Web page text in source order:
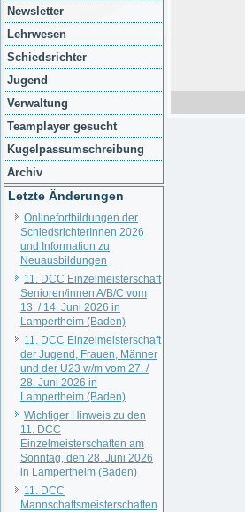
Newsletter
Lehrwesen
Schiedsrichter
Jugend
Verwaltung
Teamplayer gesucht
Kugelpassumschreibung
Archiv
Letzte Änderungen
Onlinefortbildungen der
SchiedsrichterInnen 2026
und Information zu
Neuausbildungen
11. DCC Einzelmeisterschaft
Senioren/innen A/B/C vom
13. / 14. Juni 2026 in
Lampertheim (Baden)
11. DCC Einzelmeisterschaft
der Jugend, Frauen, Männer
und der U23 w/m vom 27. /
28. Juni 2026 in
Lampertheim (Baden)
Wichtiger Hinweis zu den
11. DCC
Einzelmeisterschaften am
Sonntag, den 28. Juni 2026
in Lampertheim (Baden)
11. DCC
Mannschaftsmeisterschaften